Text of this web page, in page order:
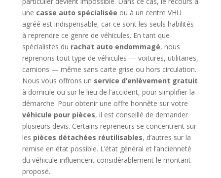
une casse auto spécialisée ou à un centre VHU
agréé est indispensable, car ce sont les seuls habilités
à reprendre ce genre de véhicules. En tant que
spécialistes du rachat auto endommagé, nous
reprenons tout type de véhicules — voitures, utilitaires,
camions — même sans carte grise ou hors circulation.
Nous vous offrons un service d’enlèvement gratuit
à domicile ou sur le lieu de l’accident, pour simplifier la
démarche. Pour obtenir une offre honnête sur votre
véhicule pour pièces, il est conseillé de demander
plusieurs devis. Certains repreneurs se concentrent sur
les pièces détachées réutilisables, d’autres sur la
remise en état possible. L’état général et l’ancienneté
du véhicule influencent considérablement le montant
proposé.